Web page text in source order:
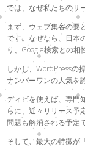
では、なぜ私たちのサ
まず、ウェブ集客の要
です。なぜなら、日本
り、Google検索との相
しかし、WordPressの
ナンバーワンの人気を
ディビを使えば、専門
らに、近々リリース予
問題も解消される予定
そして、最大の特徴が